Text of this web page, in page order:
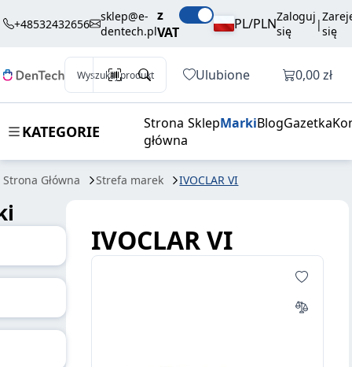
+48532432656
sklep@e-
dentech.pl
z
VAT
PL/PLNZaloguj
się
|się
Wyszukaj produkt Ulubione Otwórz
0,00 zł
KATEGORIE
Strona
główna
SklepMarkiBlogGazetka
Strona Główna Strefa marek IVOCLAR VI
IVOCLAR VI